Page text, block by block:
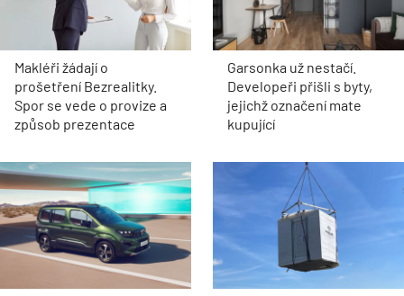
Makléři žádají o
prošetření Bezrealitky.
Spor se vede o provize a
způsob prezentace
Garsonka už nestačí.
Developeři přišli s byty,
jejichž označení mate
kupující